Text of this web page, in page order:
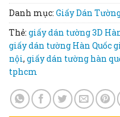
Danh mục: Giấy Dán
Thẻ: giấy dán tường 3D
giấy dán tường Hàn Quốc
nội, giấy dán tường hàn
tphcm